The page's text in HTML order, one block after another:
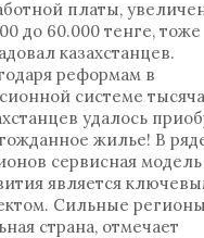
платы,
до 60.000 тенге, тоже
казахстанцев.
реформам в
системе
удалось
жилье! В
сервисная модель
является
Сильные
страна, отмечает